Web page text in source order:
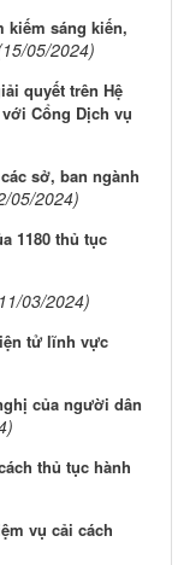
kiếm sáng kiến,
05/2024)
quyết trên Hệ
Cổng Dịch vụ
sở, ban ngành
05/2024)
1180 thủ tục
03/2024)
tử lĩnh vực
của người dân
thủ tục hành
vụ cải cách